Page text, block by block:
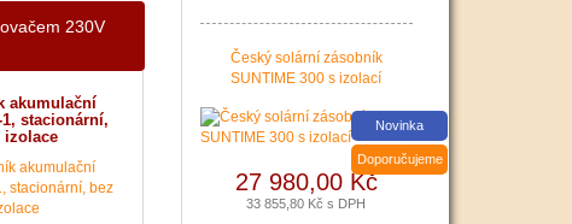
230V
akumulační
1, stacionární,
izolace
Nová zelená úsporám a Kotlíkové dotace snadno s
Český solární zásobník
SUNTIME 300 s izolací
Novinka
Doporučujeme
27 980,00 Kč
33 855,80 Kč s DPH